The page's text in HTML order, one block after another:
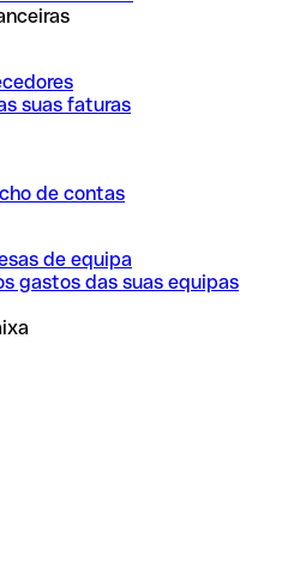
suas faturas
de contas
de equipa
gastos das suas equipas